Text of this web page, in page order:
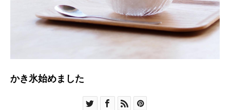
かき氷始めました